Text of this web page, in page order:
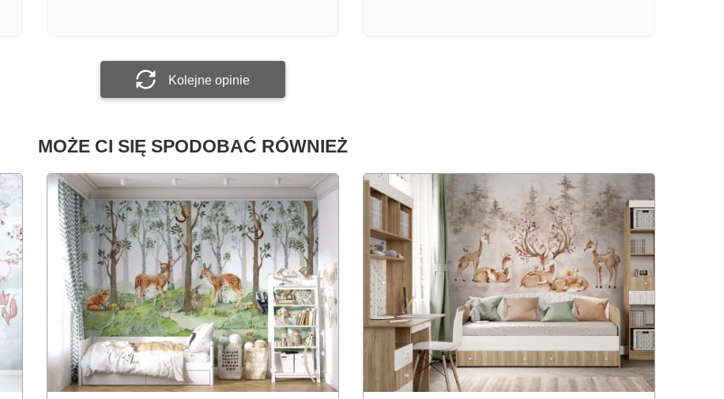
Kolejne opinie
MOŻE CI SIĘ SPODOBAĆ RÓWNIEŻ